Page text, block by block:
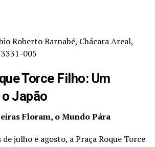
Roberto Barnabé, Chácara Areal,
005
Torce Filho: Um
Japão
Floram, o Mundo Pára
julho e agosto, a Praça Roque Torce